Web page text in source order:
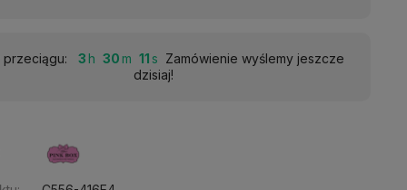
przeciągu: 3 30 10
Zamówienie wyślemy jeszcze
dzisiaj!